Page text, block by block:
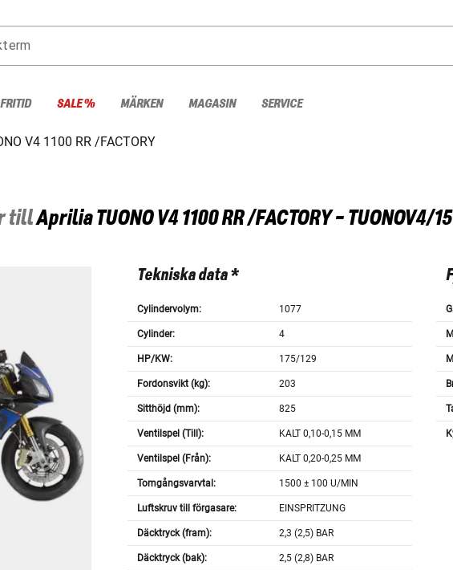
SALE % MÄRKEN MAGASIN SERVICE
V4 1100 RR /FACTORY
tillAprilia TUONO V4 1100 RR /FACTORY - TUONOV4/15
Tekniska data *
Cylindervolym: 1077
Cylinder: 4
HP/KW: 175/129
Fordonsvikt (kg): 203
Sitthöjd (mm): 825
Ventilspel (Till): KALT 0,10-0,15 MM
Ventilspel (Från): KALT 0,20-0,25 MM
Tomgångsvarvtal: 1500 ± 100 U/MIN
Luftskruv till förgasare: EINSPRITZUNG
Däcktryck (fram): 2,3 (2,5) BAR
Däcktryck (bak): 2,5 (2,8) BAR